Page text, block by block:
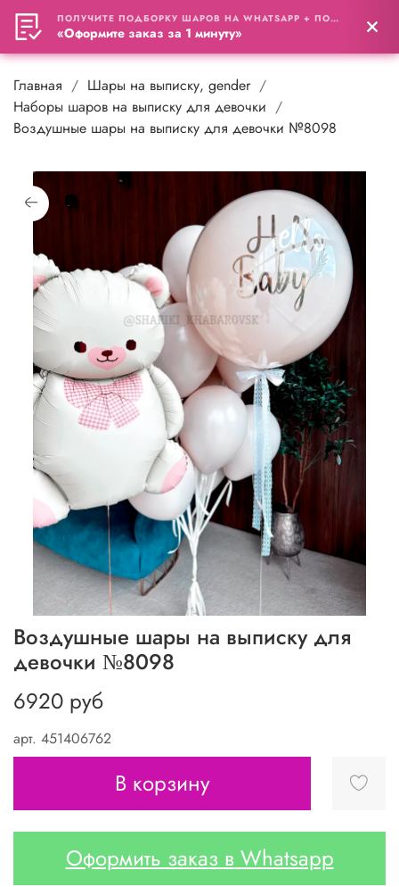
0
Главная
Шары на выписку, gender
Наборы шаров на выписку для девочки
Воздушные шары на выписку для девочки №8098
арт. 451406762
Воздушные шары на выписку для
девочки №8098
6920 руб
В корзину
Оформить заказ в Whatsapp
ПОЛУЧИТЕ ПОДБОРКУ ШАРОВ НА WHATSAPP + ПОДАРОК
«Оформите заказ за 1 минуту»